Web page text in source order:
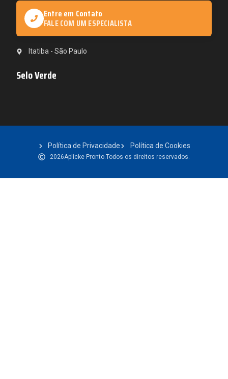
Entre em Contato
FALE COM UM ESPECIALISTA
Itatiba - São Paulo
Selo Verde
Política de Privacidade Política de Cookies
2026Aplicke Pronto.Todos os direitos reservados.